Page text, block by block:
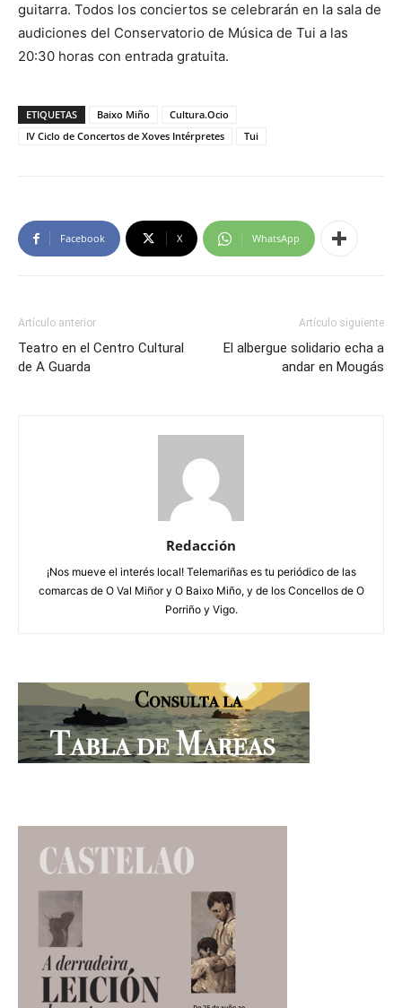
guitarra. Todos los conciertos se celebrarán en la sala de
audiciones del Conservatorio de Música de Tui a las
20:30 horas con entrada gratuita.
ETIQUETAS Baixo Miño
Cultura.Ocio
IV Ciclo de Concertos de Xoves Intérpretes
Tui
Facebook X WhatsApp
Artículo anterior
Teatro en el Centro Cultural
de A Guarda
Artículo siguiente
El albergue solidario echa a
andar en Mougás
Redacción
¡Nos mueve el interés local! Telemariñas es tu periódico de las
comarcas de O Val Miñor y O Baixo Miño, y de los Concellos de O
Porriño y Vigo.